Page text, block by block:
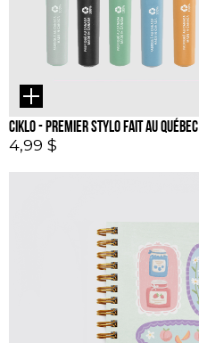
ciklo - premier stylo fait au Québec
4,99 $